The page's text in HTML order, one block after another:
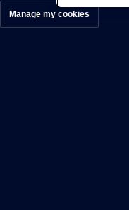
Manage my cookies